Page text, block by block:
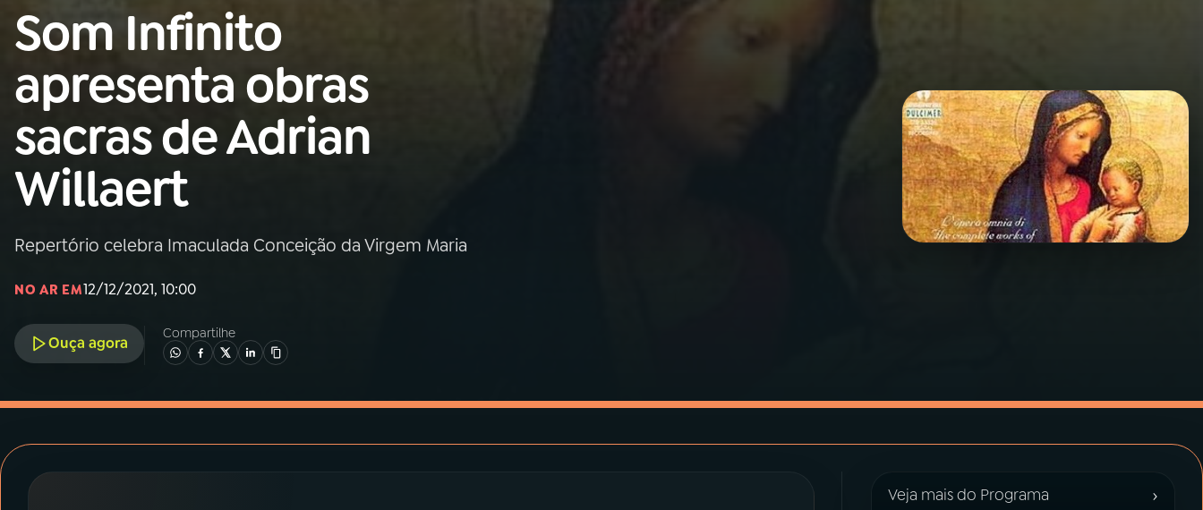
Buscar
na
Rádio
MEC
AO VIVO
01INÍCIO
02A RÁDIO
03PROGRAMAÇÃO
05PODCASTS
Som Infinito
apresenta obras
sacras de Adrian
Willaert
Repertório celebra Imaculada Conceição da Virgem Maria
NO AR EM12/12/2021, 10:00
Ouça agora
Compartilhe
Veja mais do Programa ›